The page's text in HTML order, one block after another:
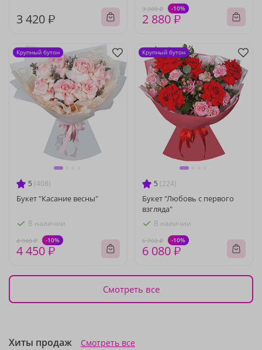
3 420 ₽
3 200 ₽ -10%
2 880 ₽
5 (408)
Букет "Касание весны"
В наличии
4 940 ₽ -10%
4 450 ₽
Крупный бутон
5 (224)
Букет "Любовь с первого
взгляда"
В наличии
6 760 ₽ -10%
6 080 ₽
Крупный бутон
Смотреть все
Хиты продаж Смотреть все